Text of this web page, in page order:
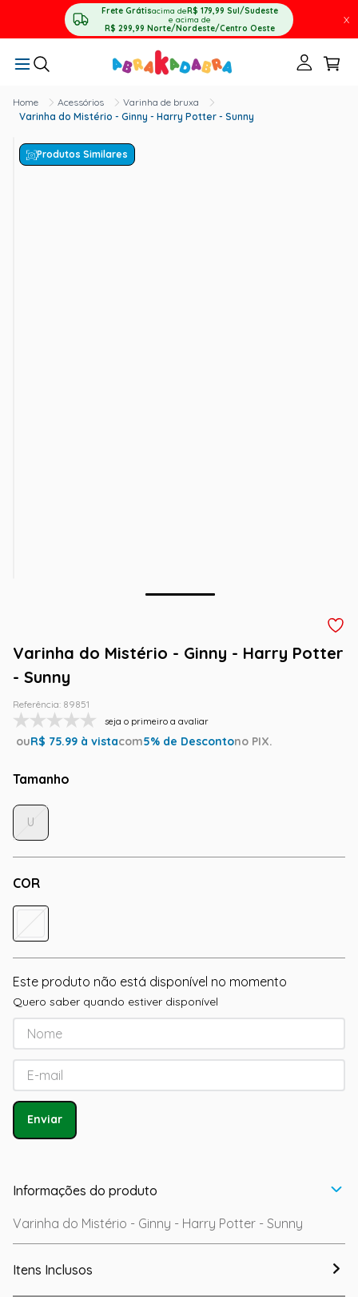
Frete Grátisacima deR$ 179,99 Sul/Sudeste
e acima de
R$ 299,99 Norte/Nordeste/Centro Oeste
X
Acessórios
Varinha de bruxa
Varinha do Mistério - Ginny - Harry Potter - Sunny
Produtos Similares
Varinha do Mistério - Ginny - Harry Potter
- Sunny
Referência: 89851
seja o primeiro a avaliar
ouR$ 75.99 à vistacom5% de Descontono PIX.
Tamanho
COR
U
Este produto não está disponível no momento
Quero saber quando estiver disponível
Enviar
Informações do produto
Varinha do Mistério - Ginny - Harry Potter - Sunny
Itens Inclusos